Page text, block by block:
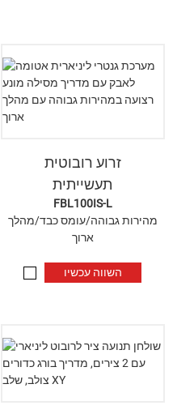
זרוע רובוטית
תעשייתית
FBL100IS-L
מהירות גבוהה/עומס כבד/מהלך
ארוך
השווה עכשיו